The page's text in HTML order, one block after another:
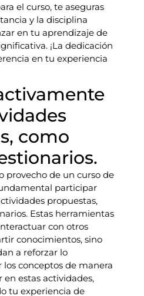
el curso, te aseguras
y la disciplina
en tu aprendizaje de
¡La dedicación
en tu experiencia
como
provecho de un curso de
participar
propuestas,
Estas herramientas
con otros
conocimientos, sino
a reforzar lo
conceptos de manera
estas actividades,
tu experiencia de